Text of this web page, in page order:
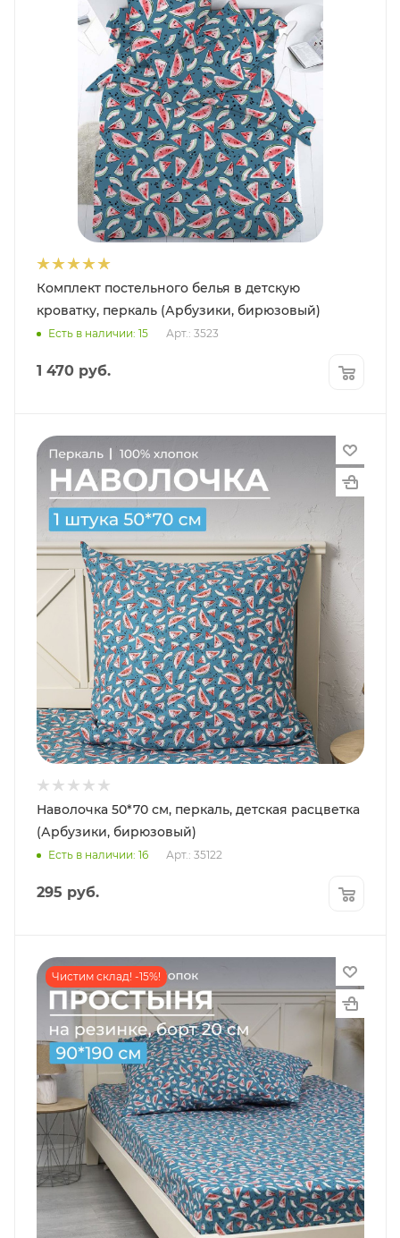
Комплект постельного белья в детскую
кроватку, перкаль (Арбузики, бирюзовый)
Есть в наличии: 15 Арт.: 3523
1 470 руб.
Наволочка 50*70 см, перкаль, детская расцветка
(Арбузики, бирюзовый)
Есть в наличии: 16 Арт.: 35122
295 руб.
Чистим склад! -15%!